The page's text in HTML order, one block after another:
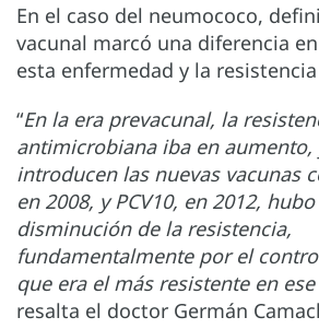
En el caso del neumococo,
vacunal marcó una diferencia
esta enfermedad y la
“En la era prevacunal, la
antimicrobiana iba en aumento,
introducen las nuevas vacunas
en 2008, y PCV10, en 2012,
disminución de la resistencia,
fundamentalmente por el
que era el más resistente en
resalta el doctor Germán